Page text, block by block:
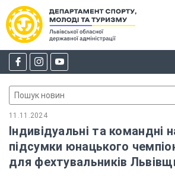
11.11.2024
Індивідуальні та командні
підсумки юнацького
для фехтувальників